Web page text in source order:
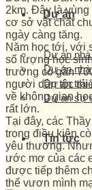
Dự án
Dự án
Dự án
Dự án trải
Dự án sự
Tin tức
2km. Đây là
cơ sở vật chất
ngày càng tăng.
Năm học tới, với
số lượng học
trường có gần
người dân tộc
về không gian
rất lớn.
Tại đây, các
trong điều kiện
yêu thương.
ước mơ của các
được tiếp thêm
thể vươn mình